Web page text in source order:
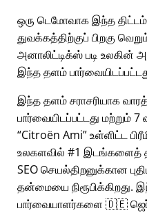
ஒரு டெமோவாக இந்த திட்டம்
துவக்கத்திற்குப் பிறகு
அனாலிட்டிக்ஸ் படி உலகின்
இந்த தளம்
இந்த தளம் சராசரியாக
பார்வையிடப்பட்டது மற்றும்
Citroën Ami உள்ளிட்ட
உலகளவில் #1 இடங்களைத்
SEO செயல்திறனுக்கான
தன்மையை
பார்வையாளர்களை 🇩🇪